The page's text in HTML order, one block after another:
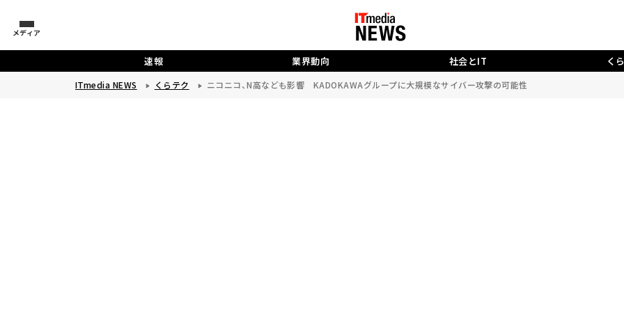
メディア
速報 業界動向 社会とIT く
ITmedia NEWS くらテク ニコニコ、N高なども影響 KADOKAWAグループに大規模なサイバー攻撃の可能性